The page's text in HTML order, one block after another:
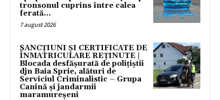
tronsonul cuprins între calea
ferată...
7 august 2026
SANCȚIUNI ȘI CERTIFICATE DE
ÎNMATRICULARE REȚINUTE |
Blocada desfășurată de polițiștii
djn Baia Sprie, alături de
Serviciul Criminalistic – Grupa
Canină și jandarmii
maramureșeni